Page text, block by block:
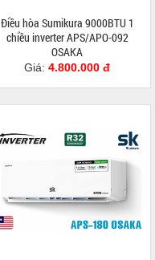
Điều hòa Sumikura 9000BTU 1
chiều inverter APS/APO-092
OSAKA
Giá: 4.800.000 đ